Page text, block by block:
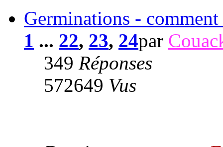
Germinations -
1 ... 22, 23, 24par
349 Réponses
572649 Vus